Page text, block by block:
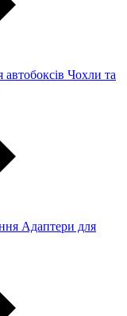
Чохли та
Адаптери для